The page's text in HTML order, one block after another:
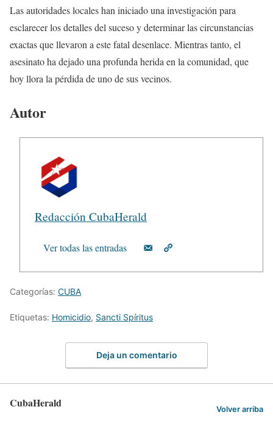
Las autoridades locales han iniciado una investigación para
esclarecer los detalles del suceso y determinar las circunstancias
exactas que llevaron a este fatal desenlace. Mientras tanto, el
asesinato ha dejado una profunda herida en la comunidad, que
hoy llora la pérdida de uno de sus vecinos.
Autor
Redacción CubaHerald
Ver todas las entradas
Categorías: CUBA
Etiquetas: Homicidio, Sancti Spíritus
Deja un comentario
CubaHerald Volver arriba